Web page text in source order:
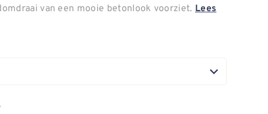
van een mooie betonlook voorziet. Lees